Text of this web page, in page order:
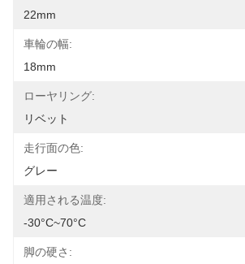
22mm
車輪の幅:
18mm
ローヤリング:
リベット
走行面の色:
グレー
適用される温度:
-30°C~70°C
脚の硬さ: